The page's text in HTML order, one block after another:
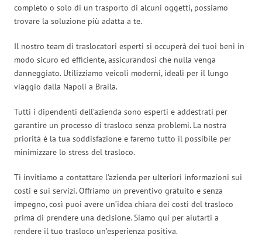
completo o solo di un trasporto di alcuni oggetti, possiamo
trovare la soluzione più adatta a te.
Il nostro team di traslocatori esperti si occuperà dei tuoi beni in
modo sicuro ed efficiente, assicurandosi che nulla venga
danneggiato. Utilizziamo veicoli moderni, ideali per il lungo
viaggio dalla Napoli a Braila.
Tutti i dipendenti dell’azienda sono esperti e addestrati per
garantire un processo di trasloco senza problemi. La nostra
priorità è la tua soddisfazione e faremo tutto il possibile per
minimizzare lo stress del trasloco.
Ti invitiamo a contattare l’azienda per ulteriori informazioni sui
costi e sui servizi. Offriamo un preventivo gratuito e senza
impegno, così puoi avere un’idea chiara dei costi del trasloco
prima di prendere una decisione. Siamo qui per aiutarti a
rendere il tuo trasloco un’esperienza positiva.